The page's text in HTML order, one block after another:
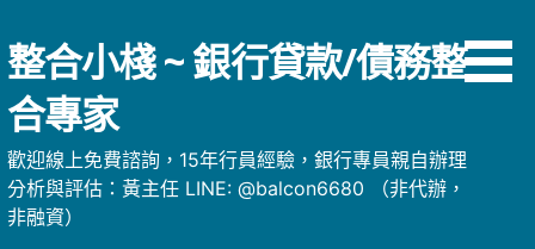
過
內
容
整合小棧 ~ 銀行貸款/債務整
合專家
歡迎線上免費諮詢，15年行員經驗，銀行專員親自辦理
分析與評估：黃主任 LINE: @balcon6680 （非代辦，
非融資）